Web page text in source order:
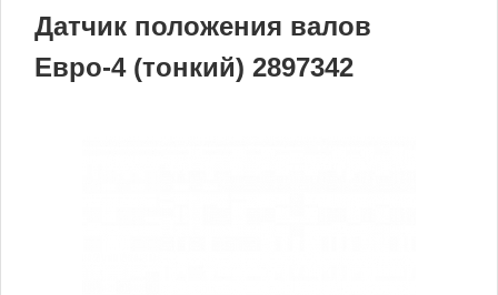
Датчик положения валов
Евро-4 (тонкий) 2897342